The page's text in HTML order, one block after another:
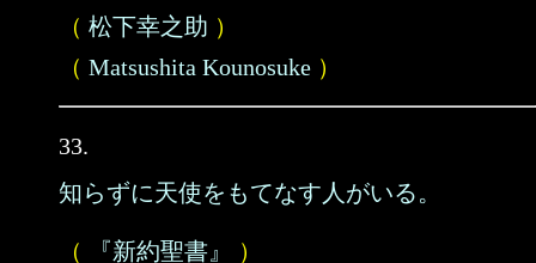
（ 松下幸之助 ）
（ Matsushita Kounosuke ）
33.
知らずに天使をもてなす人がいる。
（ 『新約聖書』
）